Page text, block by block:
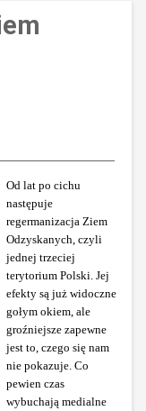
Od lat po cichu
następuje
regermanizacja Ziem
Odzyskanych, czyli
jednej trzeciej
terytorium Polski. Jej
efekty są już widoczne
gołym okiem, ale
groźniejsze zapewne
jest to, czego się nam
nie pokazuje. Co
pewien czas
wybuchają medialne